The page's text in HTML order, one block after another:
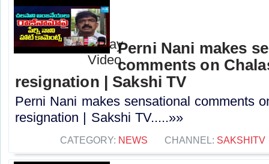
Perni Nani makes
comments on
resignation | Sakshi TV
Perni Nani makes sensational comments
resignation | Sakshi TV.....»»
CATEGORY: NEWS CHANNEL: SAKSHITV